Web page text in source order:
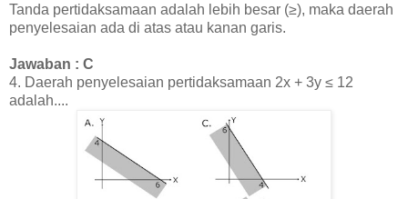
Tanda pertidaksamaan adalah lebih besar (≥), maka daerah
penyelesaian ada di atas atau kanan garis.
Jawaban : C
4. Daerah penyelesaian pertidaksamaan 2x + 3y ≤ 12
adalah....